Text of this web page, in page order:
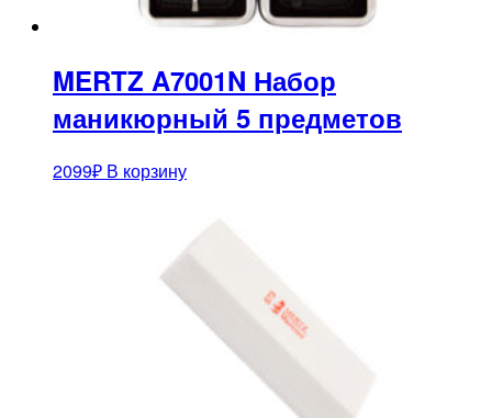
MERTZ A7001N Набор
маникюрный 5 предметов
2099₽ В корзину